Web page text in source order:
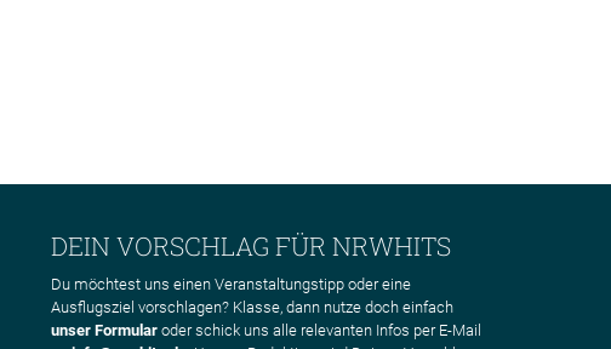
DEIN VORSCHLAG FÜR NRWHITS
Du möchtest uns einen Veranstaltungstipp oder eine
Ausflugsziel vorschlagen? Klasse, dann nutze doch einfach
unser Formular oder schick uns alle relevanten Infos per E-Mail